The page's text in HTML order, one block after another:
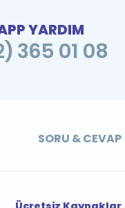
YARDIM
365 01 08
SORU & CEVAP